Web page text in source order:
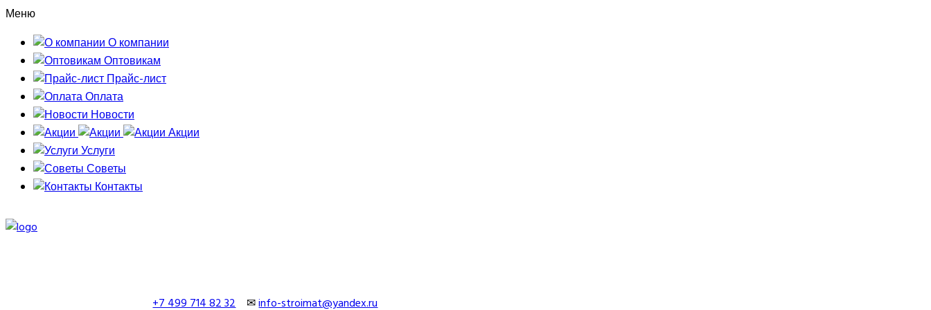
Меню
О компании
Оптовикам
Прайс-лист
Оплата
Новости
Акции
Услуги
Советы
Контакты
+7 499 714 82 32✉info-stroimat@yandex.ru